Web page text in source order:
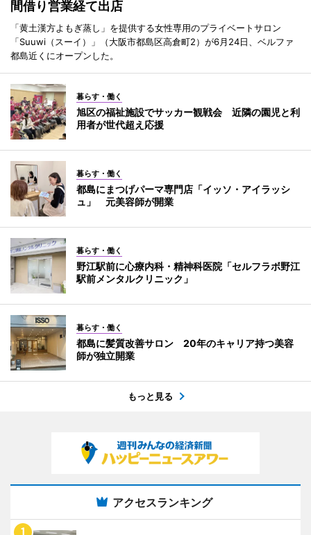
間借り営業経て出店
「黄土漢方よもぎ蒸し」を提供する女性専用のプライベートサロン
「Suuwi（スーイ）」（大阪市都島区高倉町2）が6月24日、ベルファ
都島近くにオープンした。
暮らす・働く
旭区の福祉施設でサッカー観戦会 近隣の園児と利
用者が世代超え応援
暮らす・働く
都島にまつげパーマ専門店「イッソ・アイラッシ
ュ」 元美容師が開業
暮らす・働く
野江駅前に心療内科・精神科医院「セルフラボ野江
駅前メンタルクリニック」
暮らす・働く
都島に髪質改善サロン 20年のキャリア持つ美容
師が独立開業
もっと見る
アクセスランキング